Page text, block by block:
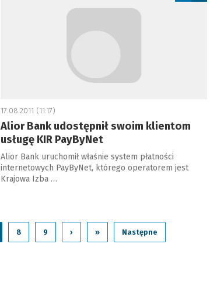
17.08.2011 (11:17)
Alior Bank udostępnił swoim klientom
usługę KIR PayByNet
Alior Bank uruchomił właśnie system płatności
internetowych PayByNet, którego operatorem jest
Krajowa Izba …
8 9 › » Następne